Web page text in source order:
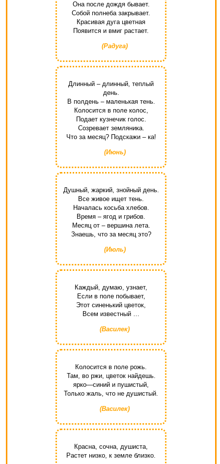
Она после дождя бывает.
Собой полнеба закрывает.
Красивая дуга цветная
Появится и вмиг растает.
(Радуга)
Длинный – длинный, теплый
день.
В полдень – маленькая тень.
Колосится в поле колос,
Подает кузнечик голос.
Созревает земляника.
Что за месяц? Подскажи – ка!
(Июнь)
Душный, жаркий, знойный день.
Все живое ищет тень.
Началась косьба хлебов.
Время – ягод и грибов.
Месяц от – вершина лета.
Знаешь, что за месяц это?
(Июль)
Каждый, думаю, узнает,
Если в поле побывает,
Этот синенький цветок,
Всем известный …
(Василек)
Колосится в поле рожь.
Там, во ржи, цветок найдешь.
ярко—синий и пушистый,
Только жаль, что не душистый.
(Василек)
Красна, сочна, душиста,
Растет низко, к земле близко.